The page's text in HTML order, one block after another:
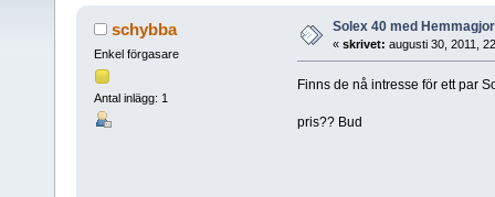
schybba
Enkel förgasare
Antal inlägg: 1
Solex 40 med
« skrivet: augusti 30, 2011,
Finns de nå intresse för ett par
pris?? Bud